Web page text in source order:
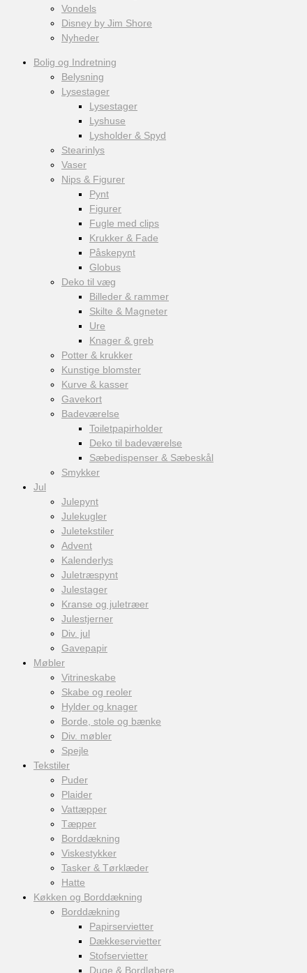
Vondels
Disney by Jim Shore
Nyheder
Bolig og Indretning
Belysning
Lysestager
Lysestager
Lyshuse
Lysholder & Spyd
Stearinlys
Vaser
Nips & Figurer
Pynt
Figurer
Fugle med clips
Krukker & Fade
Påskepynt
Globus
Deko til væg
Billeder & rammer
Skilte & Magneter
Ure
Knager & greb
Potter & krukker
Kunstige blomster
Kurve & kasser
Gavekort
Badeværelse
Toiletpapirholder
Deko til badeværelse
Sæbedispenser & Sæbeskål
Smykker
Jul
Julepynt
Julekugler
Juletekstiler
Advent
Kalenderlys
Juletræspynt
Julestager
Kranse og juletræer
Julestjerner
Div. jul
Gavepapir
Møbler
Vitrineskabe
Skabe og reoler
Hylder og knager
Borde, stole og bænke
Div. møbler
Spejle
Tekstiler
Puder
Plaider
Vattæpper
Tæpper
Borddækning
Viskestykker
Tasker & Tørklæder
Hatte
Køkken og Borddækning
Borddækning
Papirservietter
Dækkeservietter
Stofservietter
Duge & Bordløbere